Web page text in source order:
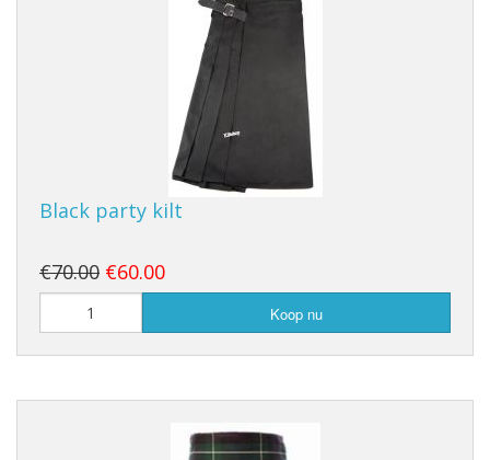
Black party kilt
€70.00 €60.00
Koop nu